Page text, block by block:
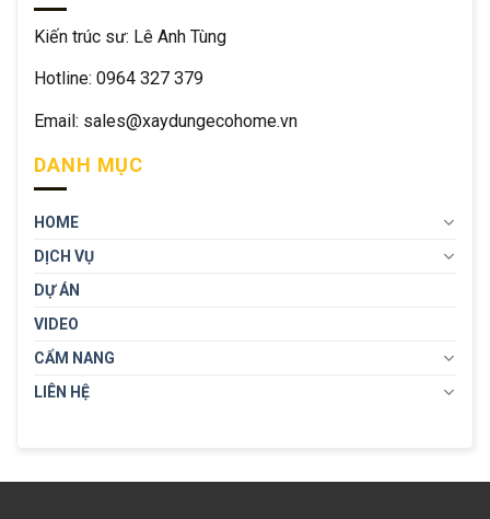
Kiến trúc sư: Lê Anh Tùng
Hotline: 0964 327 379
Email: sales@xaydungecohome.vn
DANH MỤC
HOME
DỊCH VỤ
DỰ ÁN
VIDEO
CẨM NANG
LIÊN HỆ